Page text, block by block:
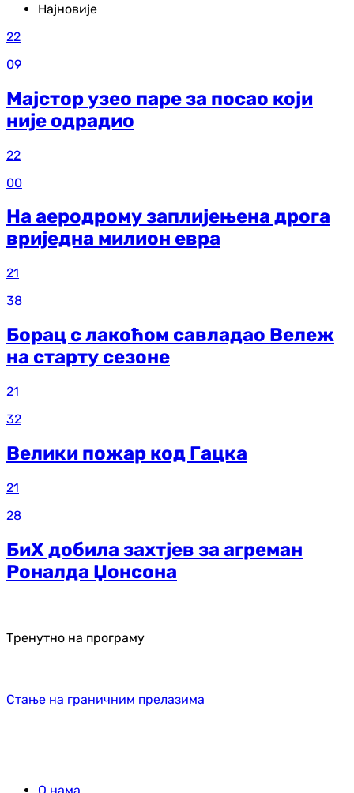
Најновије
22
09
Мајстор узео паре за посао који
није одрадио
22
00
На аеродрому заплијењена дрога
вриједна милион евра
21
38
Борац с лакоћом савладао Вележ
на старту сезоне
21
32
Велики пожар код Гацка
21
28
БиХ добила захтјев за агреман
Роналда Џонсона
Тренутно на програму
Стање на граничним прелазима